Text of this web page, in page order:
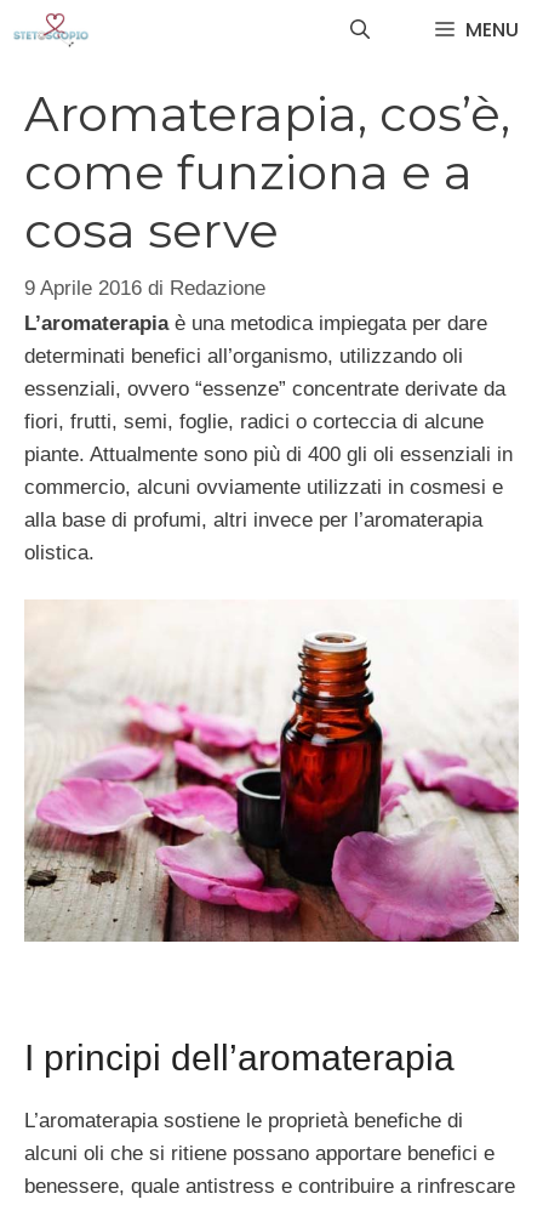
MENU
Aromaterapia, cos’è,
come funziona e a
cosa serve
9 Aprile 2016 di Redazione
L’aromaterapiaè una metodica impiegata per dare
determinati benefici all’organismo, utilizzando oli
essenziali, ovvero “essenze” concentrate derivate da
fiori, frutti, semi, foglie, radici o corteccia di alcune
piante. Attualmente sono più di 400 gli oli essenziali in
commercio, alcuni ovviamente utilizzati in cosmesi e
alla base di profumi, altri invece per l’aromaterapia
olistica.
I principi dell’aromaterapia
L’aromaterapia sostiene le proprietà benefiche di
alcuni oli che si ritiene possano apportare benefici e
benessere, quale antistress e contribuire a rinfrescare